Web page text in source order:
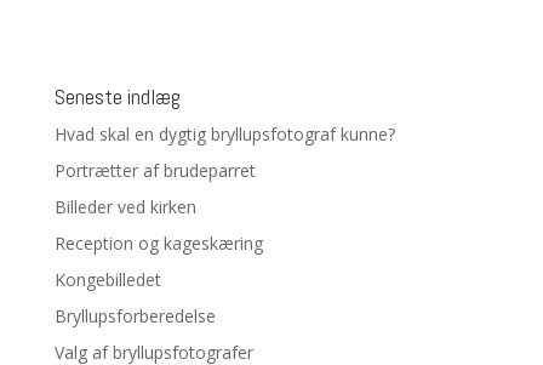
Seneste indlæg
Hvad skal en dygtig bryllupsfotograf kunne?
Portrætter af brudeparret
Billeder ved kirken
Reception og kageskæring
Kongebilledet
Bryllupsforberedelse
Valg af bryllupsfotografer